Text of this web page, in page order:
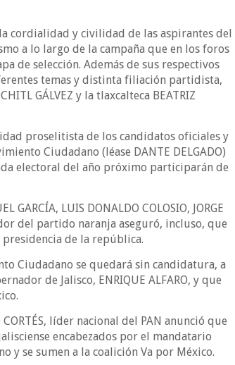
cordialidad y civilidad de las aspirantes del
a lo largo de la campaña que en los foros
de selección. Además de sus respectivos
temas y distinta filiación partidista,
GÁLVEZ y la tlaxcalteca BEATRIZ
proselitista de los candidatos oficiales y
Ciudadano (léase DANTE DELGADO)
electoral del año próximo participarán de
LUIS DONALDO COLOSIO, JORGE
del partido naranja aseguró, incluso, que
de la república.
Ciudadano se quedará sin candidatura, a
de Jalisco, ENRIQUE ALFARO, y que
líder nacional del PAN anunció que
encabezados por el mandatario
y se sumen a la coalición Va por México.